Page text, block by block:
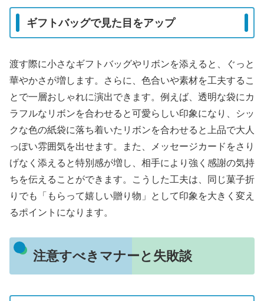
ギフトバッグで見た目をアップ
渡す際に小さなギフトバッグやリボンを添えると、ぐっと
華やかさが増します。さらに、色合いや素材を工夫するこ
とで一層おしゃれに演出できます。例えば、透明な袋にカ
ラフルなリボンを合わせると可愛らしい印象になり、シッ
クな色の紙袋に落ち着いたリボンを合わせると上品で大人
っぽい雰囲気を出せます。また、メッセージカードをさり
げなく添えると特別感が増し、相手により強く感謝の気持
ちを伝えることができます。こうした工夫は、同じ菓子折
りでも「もらって嬉しい贈り物」として印象を大きく変え
るポイントになります。
注意すべきマナーと失敗談